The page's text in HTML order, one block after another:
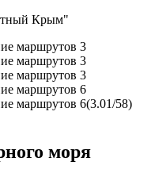
(3.01/58)
моря